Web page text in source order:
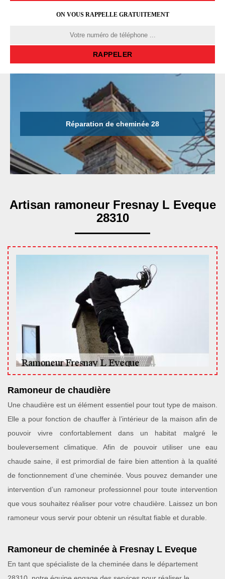
ON VOUS RAPPELLE GRATUITEMENT
Réparation de cheminée 28
Artisan ramoneur Fresnay L Eveque
28310
Ramoneur de chaudière
Une chaudière est un élément essentiel pour tout type de maison.
Elle a pour fonction de chauffer à l’intérieur de la maison afin de
pouvoir vivre confortablement dans un habitat malgré le
bouleversement climatique. Afin de pouvoir utiliser une eau
chaude saine, il est primordial de faire bien attention à la qualité
de fonctionnement d’une cheminée. Vous pouvez demander une
intervention d’un ramoneur professionnel pour toute intervention
que vous souhaitez réaliser pour votre chaudière. Laissez un bon
ramoneur vous servir pour obtenir un résultat fiable et durable.
Ramoneur de cheminée à Fresnay L Eveque
En tant que spécialiste de la cheminée dans le département